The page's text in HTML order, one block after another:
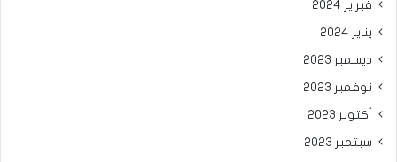
فبراير 2024
يناير 2024
ديسمبر 2023
نوفمبر 2023
أكتوبر 2023
سبتمبر 2023